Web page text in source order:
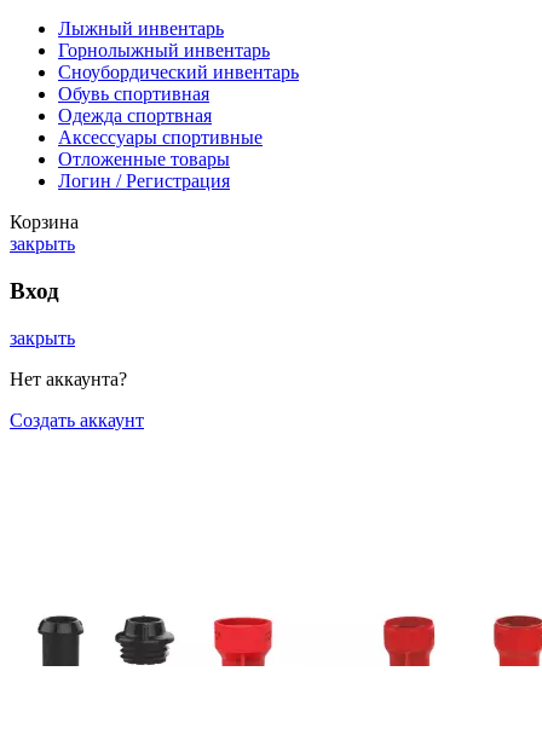
Лыжный инвентарь
Горнолыжный инвентарь
Сноубордический инвентарь
Обувь спортивная
Одежда спортвная
Аксессуары спортивные
Отложенные товары
Логин / Регистрация
Корзина
закрыть
Вход
закрыть
Нет аккаунта?
Создать аккаунт